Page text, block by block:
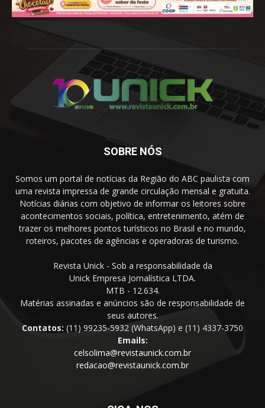
SOBRE NÓS
Somos um portal de notícias da Região do ABC paulista com
uma revista impressa de grande circulação mensal e gratuita.
Notícias diárias com objetivo de informar os leitores sobre
acontecimentos sociais, política, entretenimento, atém de
trazer os melhores pontos turísticos no Brasil e no mundo,
roteiros, pacotes de agências e operadoras de turismo.
Revista Unick - Sob a responsabilidade da
Unick Empresa Jornalística LTDA.
MTB - 12.634.
Matérias assinadas e anúncios são de responsabilidade de
seus autores.
Contatos: (11) 99235-5932 (WhatsApp) e (11) 4337-3750
Emails:
celsolima@revistaunick.com.br
redacao@revistaunick.com.br